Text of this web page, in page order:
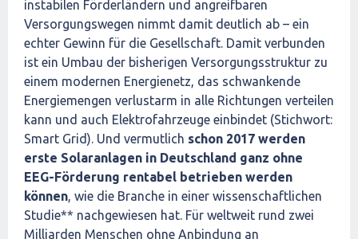
instabilen Förderländern und angreifbaren
Versorgungswegen nimmt damit deutlich ab – ein
echter Gewinn für die Gesellschaft. Damit verbunden
ist ein Umbau der bisherigen Versorgungsstruktur zu
einem modernen Energienetz, das schwankende
Energiemengen verlustarm in alle Richtungen verteilen
kann und auch Elektrofahrzeuge einbindet (Stichwort:
Smart Grid). Und vermutlich schon 2017 werden
erste Solaranlagen in Deutschland ganz ohne
EEG-Förderung rentabel betrieben werden
können, wie die Branche in einer wissenschaftlichen
Studie** nachgewiesen hat. Für weltweit rund zwei
Milliarden Menschen ohne Anbindung an